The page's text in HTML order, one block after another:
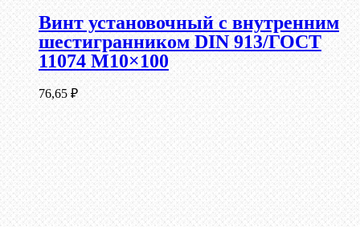
Винт установочный с внутренним
шестигранником DIN 913/ГОСТ
11074 М10×100
76,65 ₽